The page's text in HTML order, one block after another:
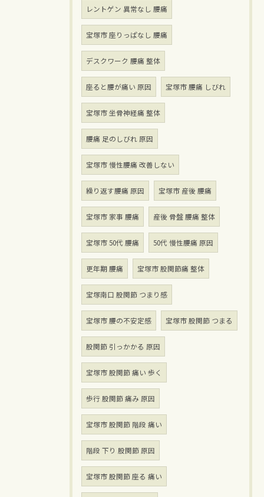
レントゲン 異常なし 腰痛
宝塚市 座りっぱなし 腰痛
デスクワーク 腰痛 整体
座ると腰が痛い 原因 宝塚市 腰痛 しびれ
宝塚市 坐骨神経痛 整体
腰痛 足のしびれ 原因
宝塚市 慢性腰痛 改善しない
繰り返す腰痛 原因 宝塚市 産後 腰痛
宝塚市 家事 腰痛 産後 骨盤 腰痛 整体
宝塚市 50代 腰痛 50代 慢性腰痛 原因
更年期 腰痛 宝塚市 股関節痛 整体
宝塚南口 股関節 つまり感
宝塚市 腰の不安定感 宝塚市 股関節 つまる
股関節 引っかかる 原因
宝塚市 股関節 痛い 歩く
歩行 股関節 痛み 原因
宝塚市 股関節 階段 痛い
階段 下り 股関節 原因
宝塚市 股関節 座る 痛い